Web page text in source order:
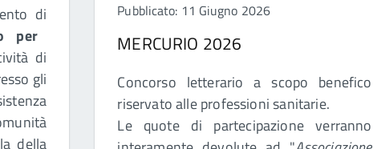
di
per
di
gli
della
Pubblicato: 11 Giugno 2026
MERCURIO 2026
Concorso letterario a scopo benefico
riservato alle professioni sanitarie.
Le quote di partecipazione verranno